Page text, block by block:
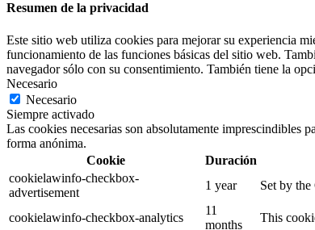
Resumen de la privacidad
Este sitio web utiliza cookies para mejorar su experiencia
funcionamiento de las funciones básicas del sitio web.
navegador sólo con su consentimiento. También tiene la
Necesario
Necesario
Siempre activado
Las cookies necesarias son absolutamente imprescindibles
forma anónima.
Cookie
Duración
cookielawinfo-checkbox-
advertisement
1 year Set by
cookielawinfo-checkbox-analytics
11
months
This